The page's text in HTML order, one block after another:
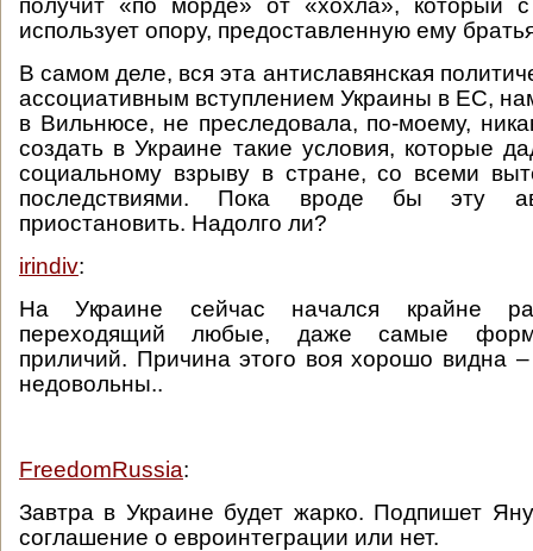
получит «по морде» от «хохла», который с
использует опору, предоставленную ему
В самом деле, вся эта антиславянская
ассоциативным вступлением Украины в ЕС,
в Вильнюсе, не преследовала, по-моему,
создать в Украине такие условия, которые
социальному взрыву в стране, со всеми
последствиями. Пока вроде бы эту
приостановить. Надолго ли?
irindiv:
На Украине сейчас начался крайне
переходящий любые, даже самые
приличий. Причина этого воя хорошо видна
недовольны..
FreedomRussia:
Завтра в Украине будет жарко. Подпишет
соглашение о евроинтеграции или нет.